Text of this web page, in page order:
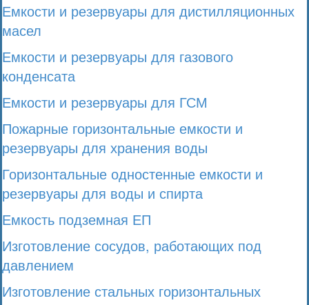
Емкости и резервуары для дистилляционных
масел
Емкости и резервуары для газового
конденсата
Емкости и резервуары для ГСМ
Пожарные горизонтальные емкости и
резервуары для хранения воды
Горизонтальные одностенные емкости и
резервуары для воды и спирта
Емкость подземная ЕП
Изготовление сосудов, работающих под
давлением
Изготовление стальных горизонтальных